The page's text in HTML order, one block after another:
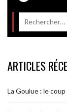
ARTICLES
La Goulue : le